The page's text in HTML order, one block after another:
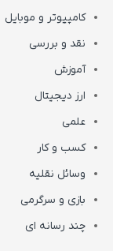
کامپیوتر و موبایل
نقد و بررسی
آموزش
ارز دیجیتال
علمی
کسب و کار
وسائل نقلیه
بازی و سرگرمی
چند رسانه ای